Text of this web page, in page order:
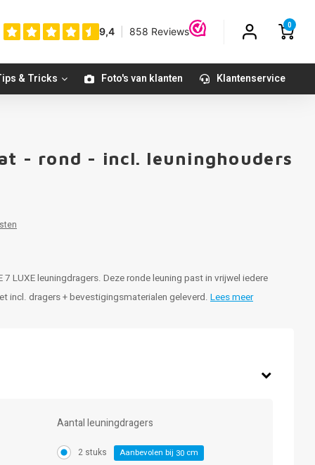
0
& Tricks Foto's van klanten Klantenservice
- rond - incl. leuninghouders
LUXE leuningdragers. Deze ronde leuning past in vrijwel iedere
incl. dragers + bevestigingsmaterialen geleverd. Lees meer
Aantal leuningdragers
2 stuks Aanbevolen bij 30 cm